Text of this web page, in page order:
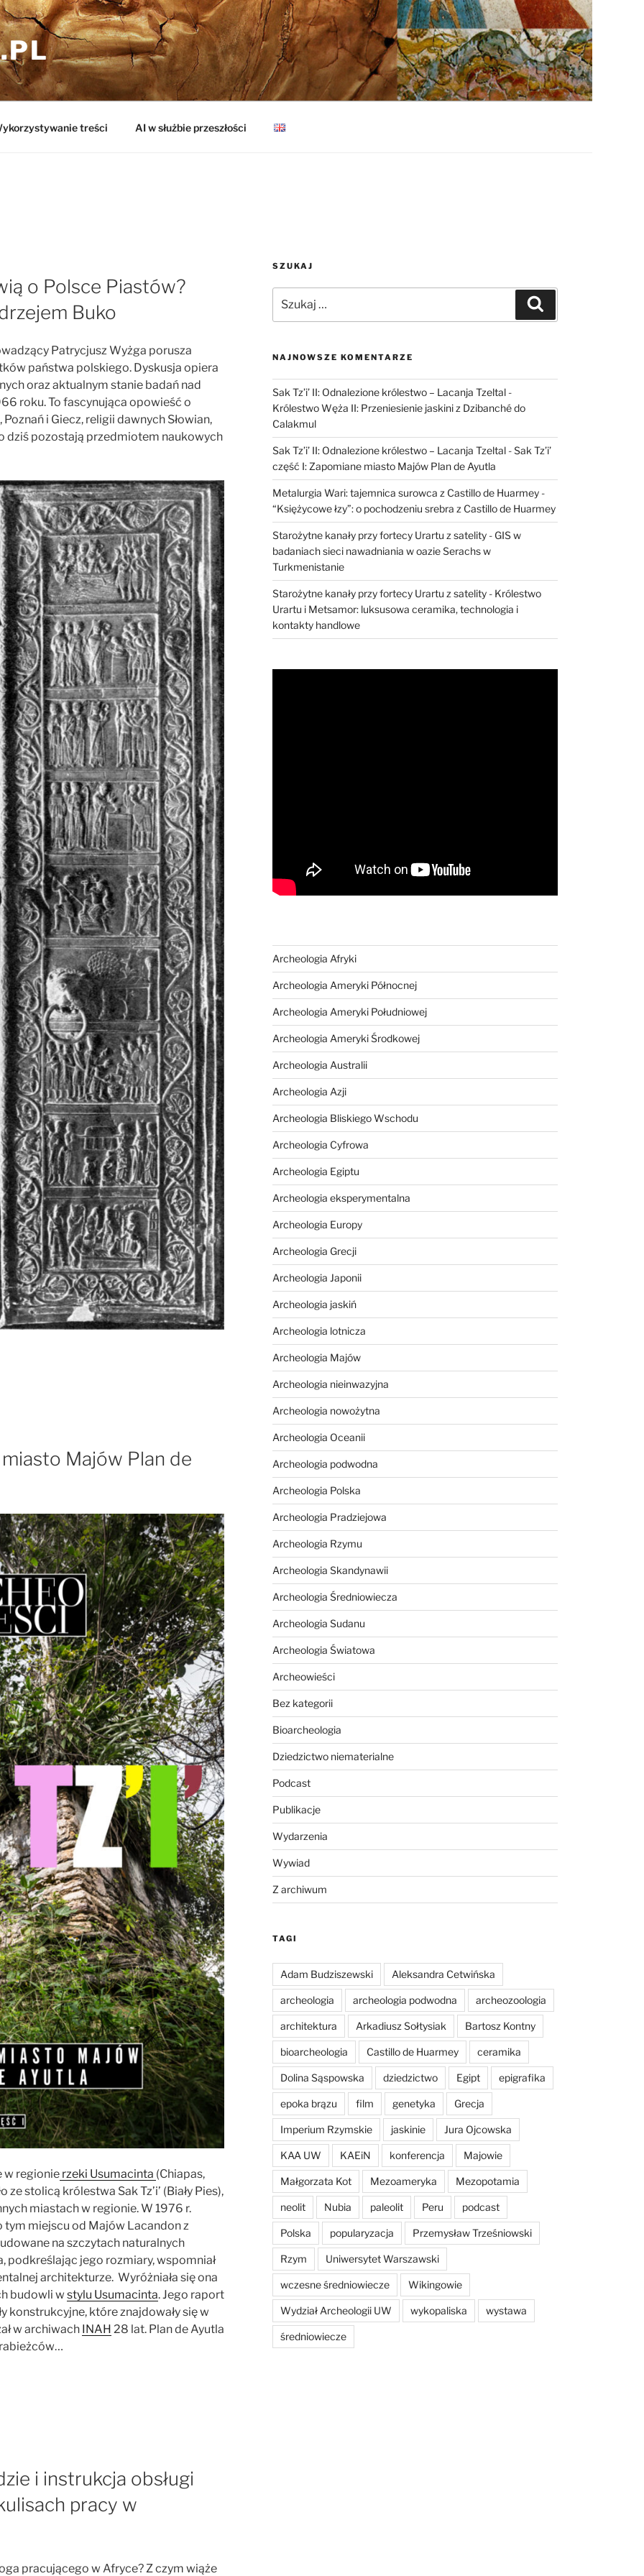
treści AI w służbie przeszłości
o Polsce Piastów?
Buko
Patrycjusz Wyżga porusza
państwa polskiego. Dyskusja opiera
oraz aktualnym stanie badań nad
roku. To fascynująca opowieść o
i Giecz, religii dawnych Słowian,
dziś pozostają przedmiotem naukowych
miasto Majów Plan de
w regionie rzeki Usumacinta (Chiapas,
ze stolicą królestwa Sak Tz’i’ (Biały Pies),
miastach w regionie. W 1976 r.
miejscu od Majów Lacandon z
na szczytach naturalnych
podkreślając jego rozmiary, wspomniał
architekturze. Wyróżniała się ona
budowli w stylu Usumacinta. Jego raport
konstrukcyjne, które znajdowały się w
w archiwach INAH 28 lat. Plan de Ayutla
i instrukcja obsługi
pracy w
pracującego w Afryce? Z czym wiąże
SZUKAJ
NAJNOWSZE KOMENTARZE
Sak Tz’i’ II: Odnalezione królestwo – Lacanja Tzeltal-
Królestwo Węża II: Przeniesienie jaskini z Dzibanché do
Calakmul
Sak Tz’i’ II: Odnalezione królestwo – Lacanja Tzeltal-Sak Tz’i’
część I: Zapomiane miasto Majów Plan de Ayutla
Metalurgia Wari: tajemnica surowca z Castillo de Huarmey-
“Księżycowe łzy”: o pochodzeniu srebra z Castillo de Huarmey
Starożytne kanały przy fortecy Urartu z satelity- GIS w
badaniach sieci nawadniania w oazie Serachs w
Turkmenistanie
Starożytne kanały przy fortecy Urartu z satelity- Królestwo
Urartu i Metsamor: luksusowa ceramika, technologia i
kontakty handlowe
Archeologia Afryki
Archeologia Ameryki Północnej
Archeologia Ameryki Południowej
Archeologia Ameryki Środkowej
Archeologia Australii
Archeologia Azji
Archeologia Bliskiego Wschodu
Archeologia Cyfrowa
Archeologia Egiptu
Archeologia eksperymentalna
Archeologia Europy
Archeologia Grecji
Archeologia Japonii
Archeologia jaskiń
Archeologia lotnicza
Archeologia Majów
Archeologia nieinwazyjna
Archeologia nowożytna
Archeologia Oceanii
Archeologia podwodna
Archeologia Polska
Archeologia Pradziejowa
Archeologia Rzymu
Archeologia Skandynawii
Archeologia Średniowiecza
Archeologia Sudanu
Archeologia Światowa
Archeowieści
Bez kategorii
Bioarcheologia
Dziedzictwo niematerialne
Podcast
Publikacje
Wydarzenia
Wywiad
Z archiwum
TAGI
Adam Budziszewski Aleksandra Cetwińska
archeologia archeologia podwodna archeozoologia
architektura Arkadiusz Sołtysiak Bartosz Kontny
bioarcheologia Castillo de Huarmey ceramika
Dolina Sąspowska dziedzictwo Egipt epigrafika
epoka brązu film genetyka Grecja
Imperium Rzymskie jaskinie Jura Ojcowska
KAA UW KAEiN konferencja Majowie
Małgorzata Kot Mezoameryka Mezopotamia
neolit Nubia paleolit Peru podcast
Polska popularyzacja Przemysław Trześniowski
Rzym Uniwersytet Warszawski
wczesne średniowiecze Wikingowie
Wydział Archeologii UW wykopaliska wystawa
średniowiecze